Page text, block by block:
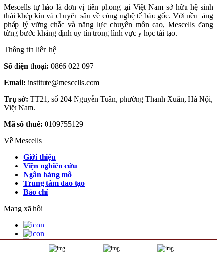
Mescells tự hào là đơn vị tiên phong tại Việt Nam sở hữu hệ sinh
thái khép kín và chuyên sâu về công nghệ tế bào gốc. Với nền tảng
pháp lý vững chắc và năng lực chuyên môn cao, Mescells đang
từng bước khẳng định uy tín trong lĩnh vực y học tái tạo.
Thông tin liên hệ
Số điện thoại: 0866 022 097
Email: institute@mescells.com
Trụ sở: TT21, số 204 Nguyễn Tuân, phường Thanh Xuân, Hà Nội,
Việt Nam.
Mã số thuế: 0109755129
Về Mescells
Giới thiệu
Viện nghiên cứu
Ngân hàng mô
Trung tâm đào tạo
Báo chí
Mạng xã hội